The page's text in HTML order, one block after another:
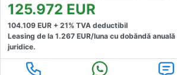
125.972 EUR
104.109 EUR + 21% TVA deductibil
Leasing de la 1.267 EUR/luna cu dobăndă anuală
juridice.